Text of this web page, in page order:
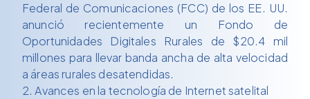
Federal de Comunicaciones (FCC) de los EE. UU.
anunció recientemente un Fondo de
Oportunidades Digitales Rurales de $20.4 mil
millones para llevar banda ancha de alta velocidad
a áreas rurales desatendidas.
2. Avances en la tecnología de Internet satelital